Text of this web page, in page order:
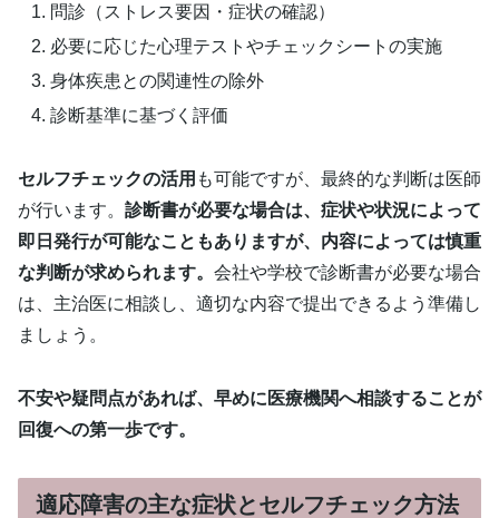
問診（ストレス要因・症状の確認）
必要に応じた心理テストやチェックシートの実施
身体疾患との関連性の除外
診断基準に基づく評価
セルフチェックの活用 も可能ですが、最終的な判断は医師
が行います。 診断書が必要な場合は、症状や状況によって
即日発行が可能なこともありますが、内容によっては慎重
な判断が求められます。 会社や学校で診断書が必要な場合
は、主治医に相談し、適切な内容で提出できるよう準備し
ましょう。
不安や疑問点があれば、早めに医療機関へ相談することが
回復への第一歩です。
適応障害の主な症状とセルフチェック方法